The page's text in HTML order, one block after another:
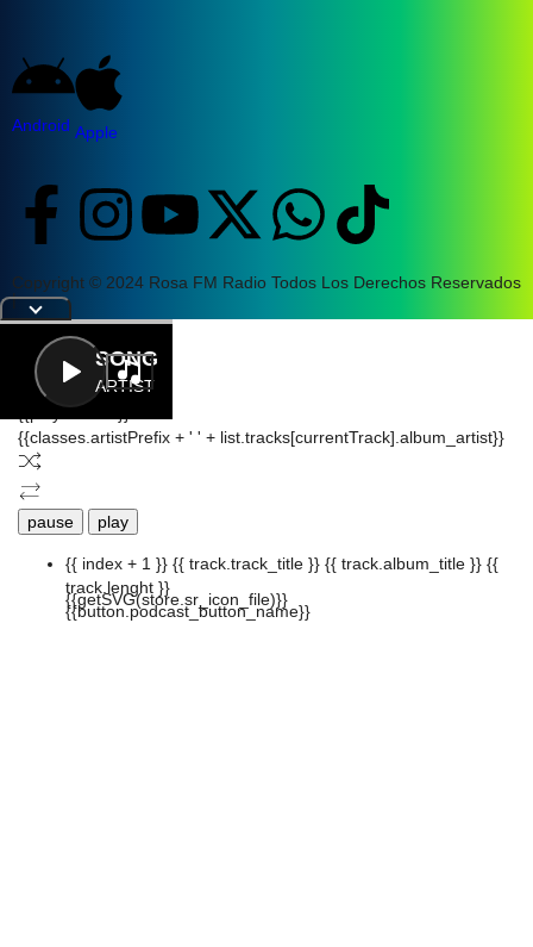
Android Apple
Copyright © 2024 Rosa FM Radio Todos Los Derechos Reservados
|
SONG
ARTIST
Letra
{{playListTitle}}
{{classes.artistPrefix + ' ' + list.tracks[currentTrack].album_artist}}
pause play
{{ index + 1 }} {{ track.track_title }} {{ track.album_title }} {{
track.lenght }}
{{getSVG(store.sr_icon_file)}}
{{button.podcast_button_name}}